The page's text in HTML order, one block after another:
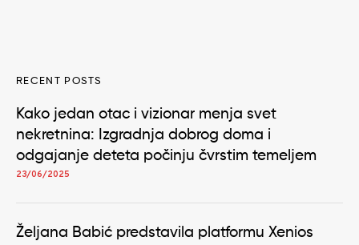
RECENT POSTS
Kako jedan otac i vizionar menja svet
nekretnina: Izgradnja dobrog doma i
odgajanje deteta počinju čvrstim temeljem
23/06/2025
Željana Babić predstavila platformu Xenios